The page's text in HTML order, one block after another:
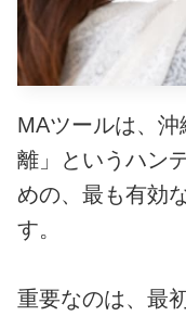
MAツールは、
離」というハン
めの、最も有効
す。
重要なのは、最